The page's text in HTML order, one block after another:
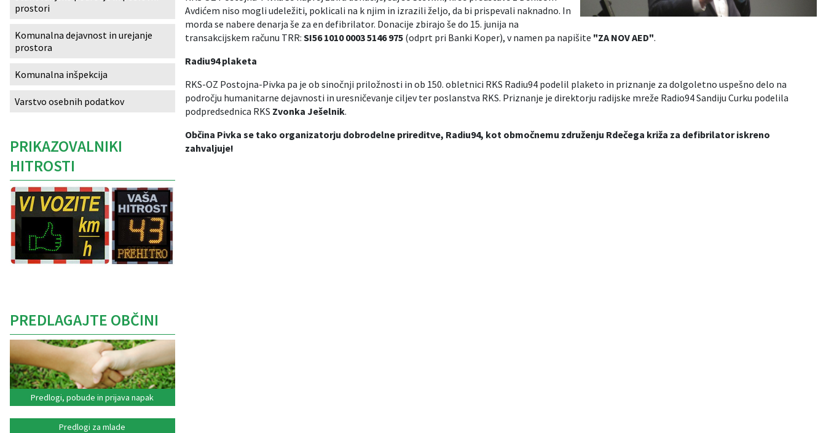
Avdićem niso mogli udeležiti, poklicali na k njim in izrazili željo, da bi prispevali naknadno. In
morda se nabere denarja še za en defibrilator. Donacije zbirajo še do 15. junija na
transakcijskem računu TRR: SI56 1010 0003 5146 975(odprt pri Banki Koper), v namen pa napišite "ZA NOV AED".
Radiu94 plaketa
RKS-OZ Postojna-Pivka pa je ob sinočnji priložnosti in ob 150. obletnici RKS Radiu94 podelil plaketo in priznanje za dolgoletno uspešno delo na
področju humanitarne dejavnosti in uresničevanje ciljev ter poslanstva RKS. Priznanje je direktorju radijske mreže Radio94 Sandiju Curku podelila
podpredsednica RKS Zvonka Ješelnik.
Občina Pivka se tako organizatorju dobrodelne prireditve, Radiu94, kot območnemu združenju Rdečega križa za defibrilator iskreno
zahvaljuje!
prostori
Komunalna dejavnost in urejanje
prostora
Komunalna inšpekcija
Varstvo osebnih podatkov
PRIKAZOVALNIKI
HITROSTI
PREDLAGAJTE OBČINI
Predlogi, pobude in prijava napak
Predlogi za mlade
Izobraževanje
Kultura, šport in turizem
Sociala in zdravstvo
Skupna občinska uprava